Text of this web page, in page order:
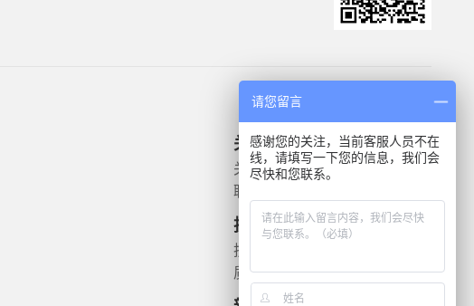
关于我们
关于我们
联系我们
技术支持
技术文档
质检报告
产品信息
微生物质控菌株
遗传毒理
药敏检测
请您留言
感谢您的关注，当前客服人员不在
线，请填写一下您的信息，我们会
尽快和您联系。